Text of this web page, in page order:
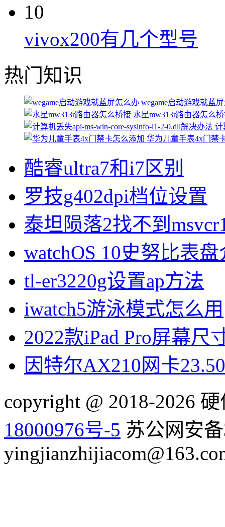
10
vivox200有几个型号
热门知识
wegame启动游戏就蓝
水星mw313r路由器怎么
计
华为儿童手表4x门禁
酷睿ultra7和i7区别
罗技g402dpi档位设置
泰坦陨落2找不到
watchOS 10史努比表
tl-er3220g设置ap方法
iwatch5游泳模式怎么用
2022款iPad Pro屏幕尺
因特尔AX210网卡
copyright @ 2018-2026
18000976号-5 苏公网安